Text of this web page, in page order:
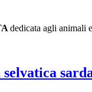
dedicata agli animali